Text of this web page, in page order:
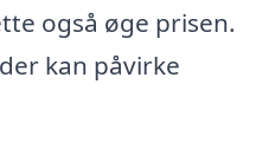
også øge prisen.
kan påvirke